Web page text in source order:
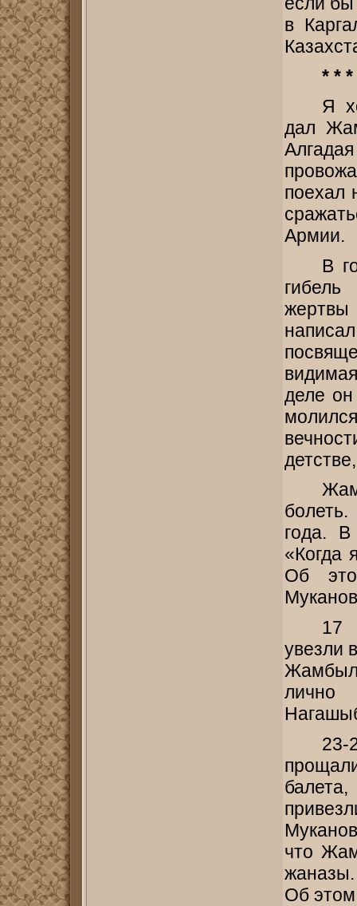
в
* * *
Я
дал
поехал
Армии.
В
жертвы
деле
года.
«Когда
Об
17
увезли
Жамбыл
лично
что
Об